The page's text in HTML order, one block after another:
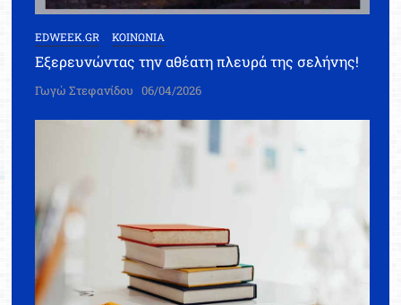
EDWEEK.GR ΚΟΙΝΩΝΙΑ
Εξερευνώντας την αθέατη πλευρά της σελήνης!
Γωγώ Στεφανίδου 06/04/2026